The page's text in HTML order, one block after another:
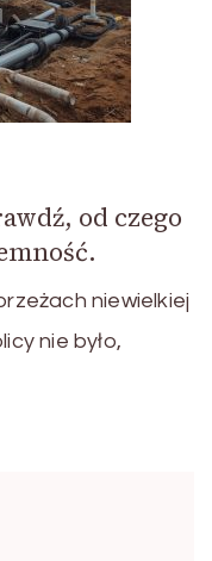
od czego
niewielkiej
nie było,